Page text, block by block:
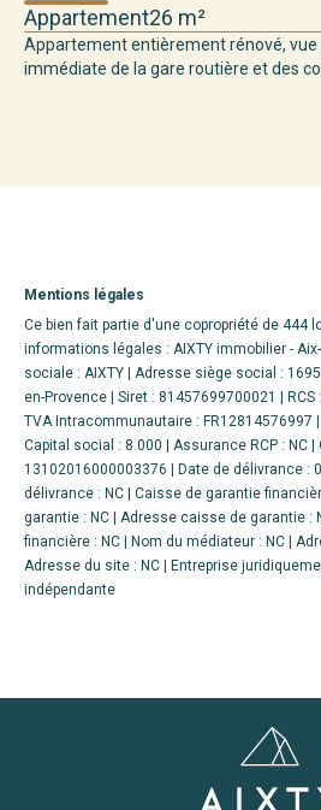
Appartement26 m²
Appartement entièrement rénové, vue
immédiate de la gare routière et des
Mentions légales
Ce bien fait partie d'une copropriété de 444
informations légales : AIXTY immobilier -
sociale : AIXTY | Adresse siège social :
en-Provence | Siret : 81457699700021 | RCS
TVA Intracommunautaire : FR12814576997 |
Capital social : 8 000 | Assurance RCP : NC |
13102016000003376 | Date de délivrance :
délivrance : NC | Caisse de garantie
garantie : NC | Adresse caisse de garantie :
financière : NC | Nom du médiateur : NC |
Adresse du site : NC |
Entreprise
indépendante